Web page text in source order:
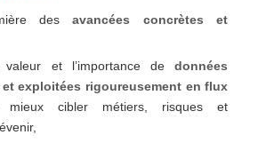
desavancées concrètes et
et l’importance dedonnées
exploitées rigoureusement en flux
mieux cibler métiers, risques et